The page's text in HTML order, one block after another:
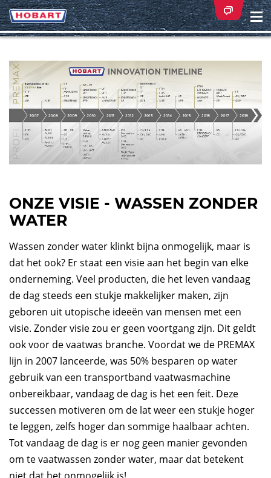
ONZE VISIE - WASSEN ZONDER
WATER
Wassen zonder water klinkt bijna onmogelijk, maar is
dat het ook? Er staat een visie aan het begin van elke
onderneming. Veel producten, die het leven vandaag
de dag steeds een stukje makkelijker maken, zijn
geboren uit utopische ideeën van mensen met een
visie. Zonder visie zou er geen voortgang zijn. Dit geldt
ook voor de vaatwas branche. Voordat we de PREMAX
lijn in 2007 lanceerde, was 50% besparen op water
gebruik van een transportband vaatwasmachine
onbereikbaar, vandaag de dag is het een feit. Deze
successen motiveren om de lat weer een stukje hoger
te leggen, zelfs hoger dan sommige haalbaar achten.
Tot vandaag de dag is er nog geen manier gevonden
om te vaatwassen zonder water, maar dat betekent
niet dat het onmogelijk is!